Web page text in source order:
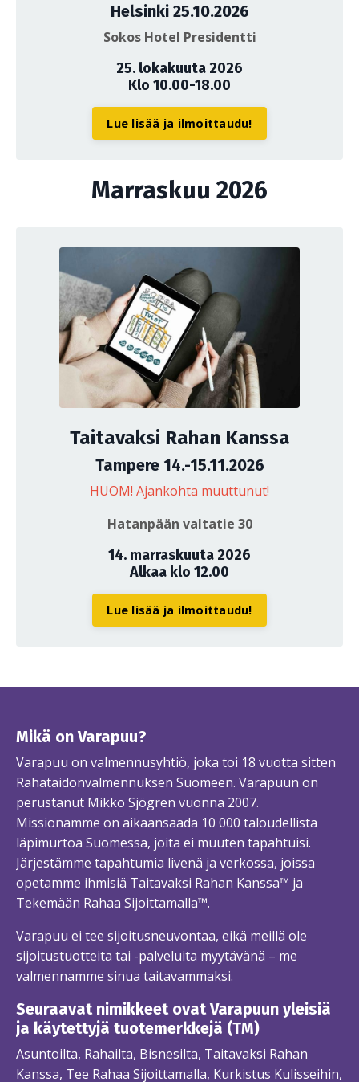
Helsinki 25.10.2026
Sokos Hotel Presidentti
25. lokakuuta 2026
Klo 10.00-18.00
Lue lisää ja ilmoittaudu!
Marraskuu 2026
Taitavaksi Rahan Kanssa
Tampere 14.-15.11.2026
HUOM! Ajankohta muuttunut!
Hatanpään valtatie 30
14. marraskuuta 2026
Alkaa klo 12.00
Lue lisää ja ilmoittaudu!
Mikä on Varapuu?
Varapuu on valmennusyhtiö, joka toi 18 vuotta sitten
Rahataidonvalmennuksen Suomeen. Varapuun on
perustanut Mikko Sjögren vuonna 2007.
Missionamme on aikaansaada 10 000 taloudellista
läpimurtoa Suomessa, joita ei muuten tapahtuisi.
Järjestämme tapahtumia livenä ja verkossa, joissa
opetamme ihmisiä Taitavaksi Rahan Kanssa™ ja
Tekemään Rahaa Sijoittamalla™.
Varapuu ei tee sijoitusneuvontaa, eikä meillä ole
sijoitustuotteita tai -palveluita myytävänä – me
valmennamme sinua taitavammaksi.
Seuraavat nimikkeet ovat Varapuun yleisiä
ja käytettyjä tuotemerkkejä (TM)
Asuntoilta, Rahailta, Bisnesilta, Taitavaksi Rahan
Kanssa, Tee Rahaa Sijoittamalla, Kurkistus Kulisseihin,